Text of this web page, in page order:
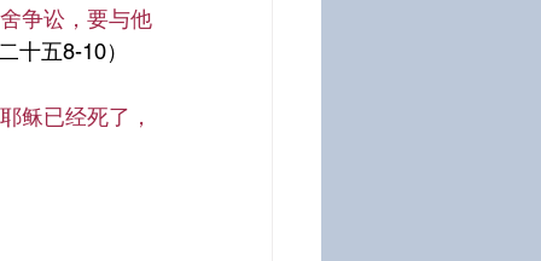
争讼，要与他
十五8-10）
稣已经死了，